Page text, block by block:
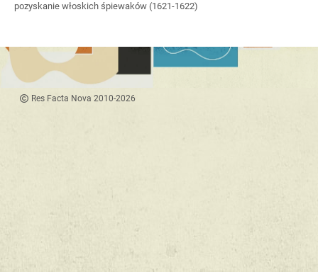
pozyskanie włoskich śpiewaków (1621-1622)
Res Facta Nova 2010-2026